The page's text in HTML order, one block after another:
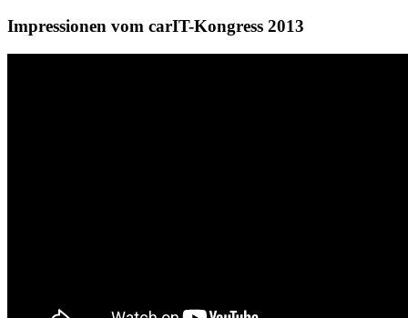
Impressionen vom carIT-Kongress 2013